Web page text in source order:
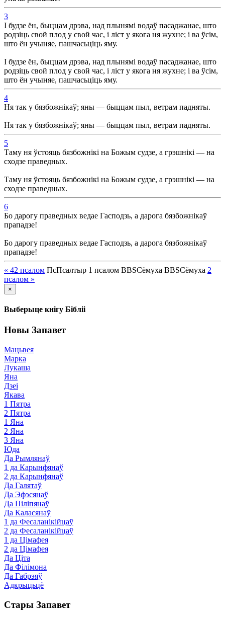
3
І будзе ён, быццам дрэва, над плынямі водаў пасаджанае, што
родзіць свой плод у свой час, і ліст у якога ня жухне; і ва ўсім,
што ён учыняе, пашчасьціць яму.
І будзе ён, быццам дрэва, над плынямі водаў пасаджанае, што
родзіць свой плод у свой час, і ліст у якога ня жухне; і ва ўсім,
што ён учыняе, пашчасьціць яму.
4
Ня так у бязбожнікаў; яны — быццам пыл, ветрам падняты.
Ня так у бязбожнікаў; яны — быццам пыл, ветрам падняты.
5
Таму ня ўстояць бязбожнікі на Божым судзе, а грэшнікі — на
сходзе праведных.
Таму ня ўстояць бязбожнікі на Божым судзе, а грэшнікі — на
сходзе праведных.
6
Бо дарогу праведных ведае Гасподзь, а дарога бязбожнікаў
прападзе!
Бо дарогу праведных ведае Гасподзь, а дарога бязбожнікаў
прападзе!
« 42 псалом ПсПсалтыр 1 псалом BBSСёмуха BBSСёмуха 2
псалом »
×
Выберыце кнігу Бібліі
Новы Запавет
Мацьвея
Марка
Лукаша
Яна
Дзеі
Якава
1 Пятра
2 Пятра
1 Яна
2 Яна
3 Яна
Юда
Да Рымлянаў
1 да Карынфянаў
2 да Карынфянаў
Да Галятаў
Да Эфэсянаў
Да Піліпянаў
Да Каласянаў
1 да Фесаланікійцаў
2 да Фесаланікійцаў
1 да Цімафея
2 да Цімафея
Да Ціта
Да Філімона
Да Габрэяў
Адкрыцьцё
Стары Запавет